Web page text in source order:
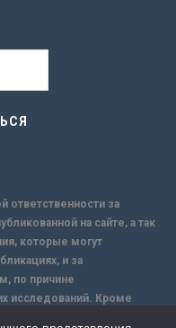
ответственности за
на сайте, а так
которые могут
и за
по причине
исследований. Кроме